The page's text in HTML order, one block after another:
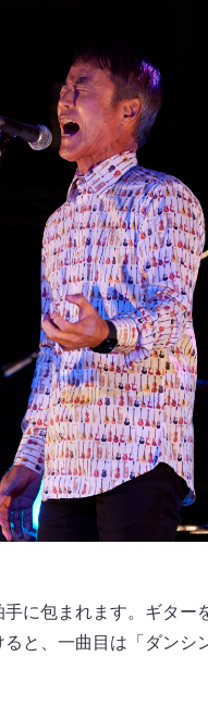
に包まれます。ギター
と、一曲目は「ダンシ